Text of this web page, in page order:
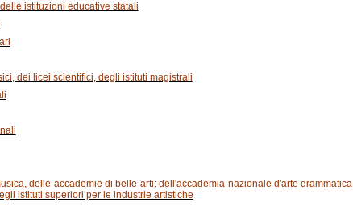
istituzioni educative statali
dei licei scientifici, degli istituti magistrali
delle accademie di belle arti; dell'accademia nazionale d'arte drammatica
istituti superiori per le industrie artistiche